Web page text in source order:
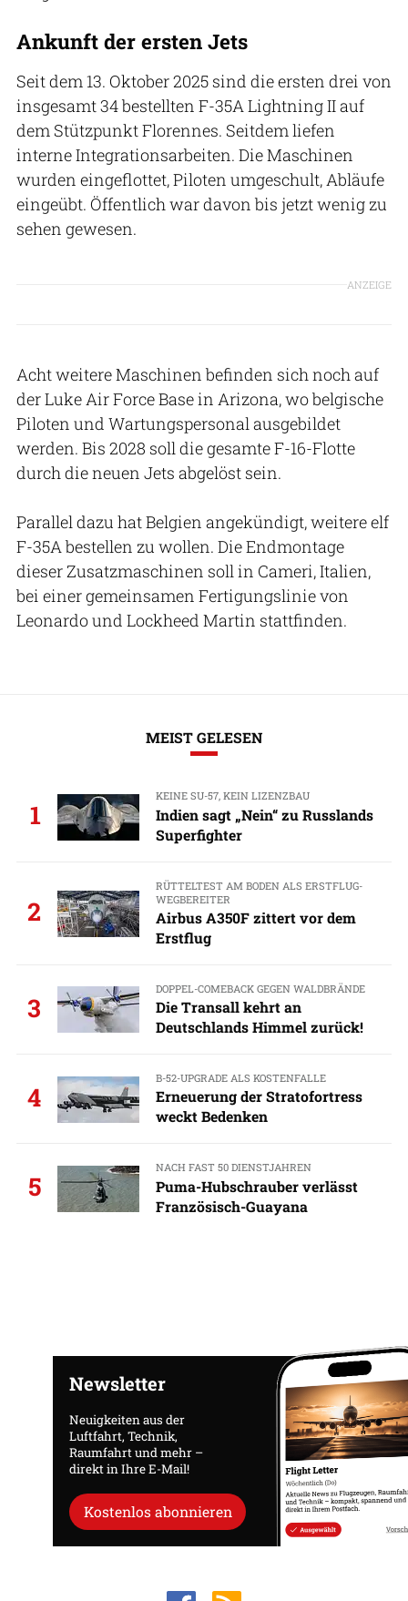
Ankunft der ersten Jets
Seit dem 13. Oktober 2025 sind die ersten drei von
insgesamt 34 bestellten F-35A Lightning II auf
dem Stützpunkt Florennes. Seitdem liefen
interne Integrationsarbeiten. Die Maschinen
wurden eingeflottet, Piloten umgeschult, Abläufe
eingeübt. Öffentlich war davon bis jetzt wenig zu
sehen gewesen.
ANZEIGE
Acht weitere Maschinen befinden sich noch auf
der Luke Air Force Base in Arizona, wo belgische
Piloten und Wartungspersonal ausgebildet
werden. Bis 2028 soll die gesamte F-16-Flotte
durch die neuen Jets abgelöst sein.
Parallel dazu hat Belgien angekündigt, weitere elf
F-35A bestellen zu wollen. Die Endmontage
dieser Zusatzmaschinen soll in Cameri, Italien,
bei einer gemeinsamen Fertigungslinie von
Leonardo und Lockheed Martin stattfinden.
MEIST GELESEN
1
KEINE SU-57, KEIN LIZENZBAU
Indien sagt „Nein“ zu Russlands
Superfighter
2
RÜTTELTEST AM BODEN ALS ERSTFLUG-
WEGBEREITER
Airbus A350F zittert vor dem
Erstflug
3
DOPPEL-COMEBACK GEGEN WALDBRÄNDE
Die Transall kehrt an
Deutschlands Himmel zurück!
4
B-52-UPGRADE ALS KOSTENFALLE
Erneuerung der Stratofortress
weckt Bedenken
5
NACH FAST 50 DIENSTJAHREN
Puma-Hubschrauber verlässt
Französisch-Guayana
Newsletter
Neuigkeiten aus der
Luftfahrt, Technik,
Raumfahrt und mehr –
direkt in Ihre E-Mail!
Kostenlos abonnieren